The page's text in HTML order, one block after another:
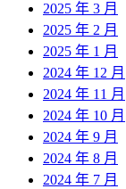
2025 年 3 月
2025 年 2 月
2025 年 1 月
2024 年 12 月
2024 年 11 月
2024 年 10 月
2024 年 9 月
2024 年 8 月
2024 年 7 月